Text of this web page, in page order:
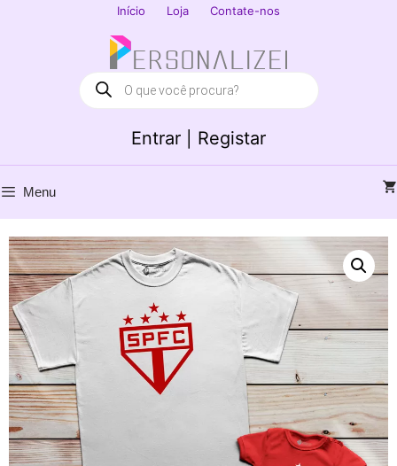
Início Loja Contate-nos
Entrar | Registar
Products
search
Menu